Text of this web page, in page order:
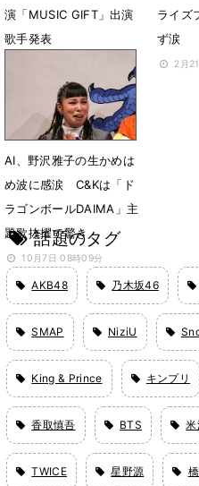
演「MUSIC GIFT」出演
歌手発表
ライズ
ず涙
2月
AI、野沢雅子の生かめは
め波に感涙 C&Kは「ド
ラゴンボールDAIMA」主
題歌抜擢で驚き
10月7日 08時09分
話題のタグ
AKB48 乃木坂46
SMAP NiziU
King & Prince キンプリ
香取慎吾 BTS 米
TWICE 星野源